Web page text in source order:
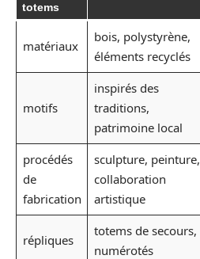
totems
matériaux
bois, polystyrène,
éléments recyclés
motifs
inspirés des
traditions,
patrimoine local
procédés
de
fabrication
sculpture, peinture,
collaboration
artistique
répliques
totems de secours,
numérotés